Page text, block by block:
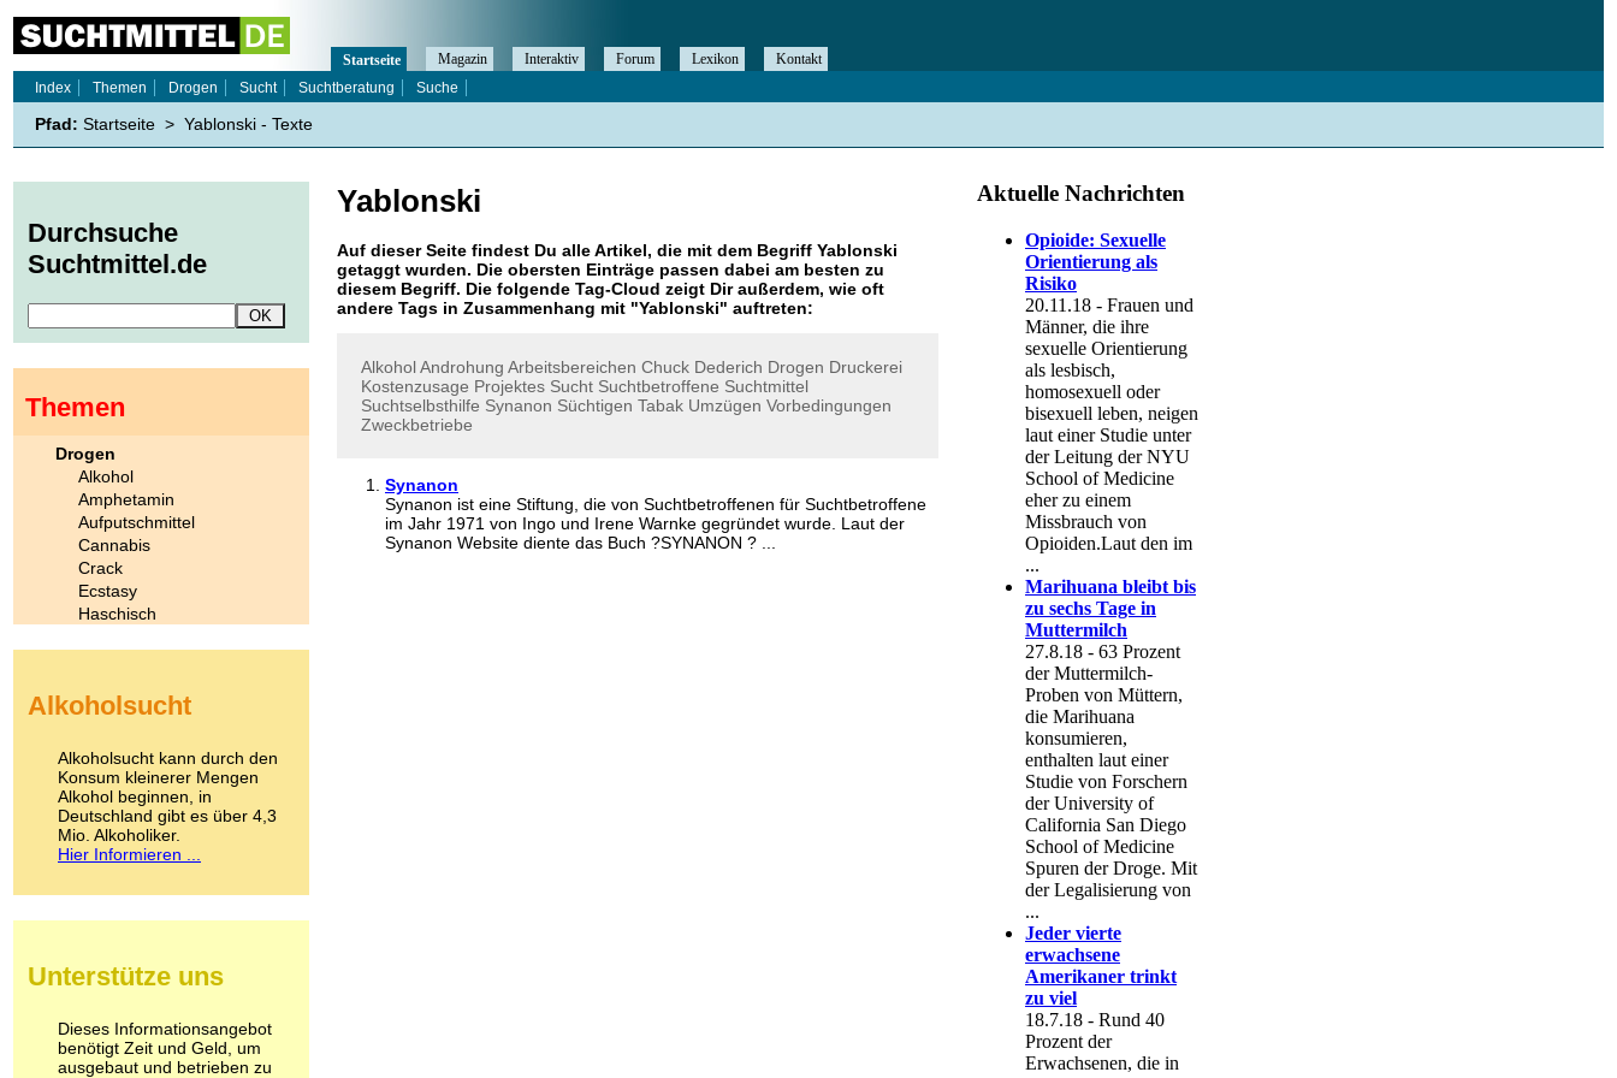
Yablonski
Auf dieser Seite findest Du alle Artikel, die mit dem Begriff Yablonski
getaggt wurden. Die obersten Einträge passen dabei am besten zu
diesem Begriff. Die folgende Tag-Cloud zeigt Dir außerdem, wie oft
andere Tags in Zusammenhang mit "Yablonski" auftreten:
AlkoholAndrohung Arbeitsbereichen Chuck Dederich Drogen Druckerei
Kostenzusage Projektes Sucht Suchtbetroffene Suchtmittel
Suchtselbsthilfe Synanon Süchtigen Tabak Umzügen Vorbedingungen
Zweckbetriebe
Synanon
Synanon ist eine Stiftung, die von Suchtbetroffenen für Suchtbetroffene
im Jahr 1971 von Ingo und Irene Warnke gegründet wurde. Laut der
Synanon Website diente das Buch ?SYNANON ? ...
Startseite Magazin Interaktiv Forum Lexikon
Kontakt
Index
Themen Drogen Sucht Suchtberatung Suche
Pfad: Startseite > Yablonski - Texte
Durchsuche
Suchtmittel.de
Themen
Drogen
Alkohol
Amphetamin
Aufputschmittel
Cannabis
Crack
Ecstasy
Haschisch
Kokain
LSD
Marihuana
Medikamente
Meskalin
Metamphetamin
Methadon
Pilze
Psychopharmaka
Schlafmittel
Schmerzmittel
Alkoholsucht
Alkoholsucht kann durch den
Konsum kleinerer Mengen
Alkohol beginnen, in
Deutschland gibt es über 4,3
Mio. Alkoholiker.
Hier Informieren ...
Unterstütze uns
Dieses Informationsangebot
benötigt Zeit und Geld, um
ausgebaut und betrieben zu